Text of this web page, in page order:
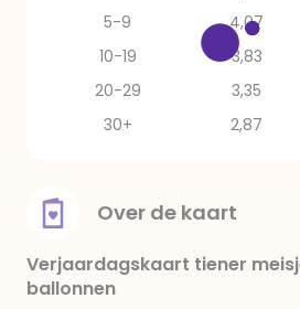
5-9
4,07
10-19
3,83
20-29
3,35
30+
2,87
Over de kaart
Verjaardagskaart tiener
ballonnen